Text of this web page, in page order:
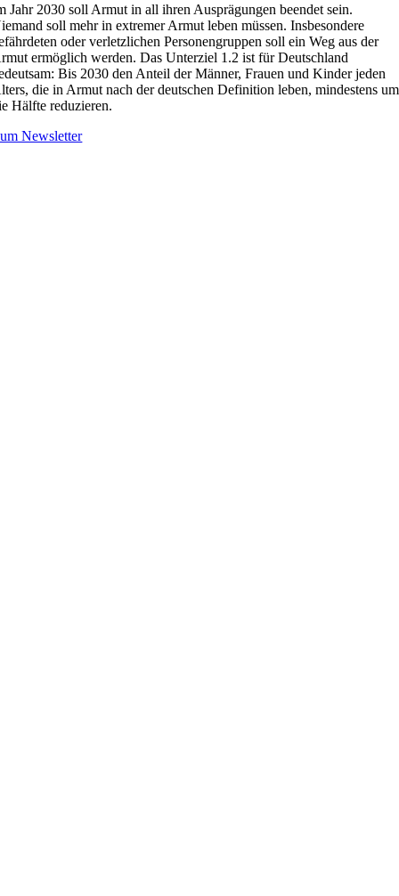
Jahr 2030 soll Armut in all ihren Ausprägungen beendet sein.
soll mehr in extremer Armut leben müssen. Insbesondere
oder verletzlichen Personengruppen soll ein Weg aus der
ermöglich werden. Das Unterziel 1.2 ist für Deutschland
Bis 2030 den Anteil der Männer, Frauen und Kinder jeden
die in Armut nach der deutschen Definition leben, mindestens um
Hälfte reduzieren.
Newsletter